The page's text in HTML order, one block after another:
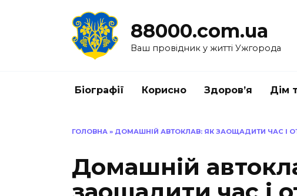
88000.com.ua
Ваш провідник у житті Ужгорода
Біографії Корисно Здоров’я Дім
ГОЛОВНА » ДОМАШНІЙ АВТОКЛАВ: ЯК ЗАОЩАДИТИ ЧАС І
Домашній